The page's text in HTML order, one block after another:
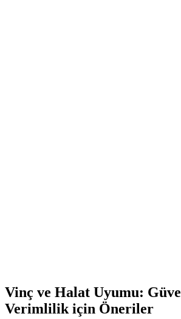
Vinç ve Halat Uyumu:
Verimlilik için Öneriler